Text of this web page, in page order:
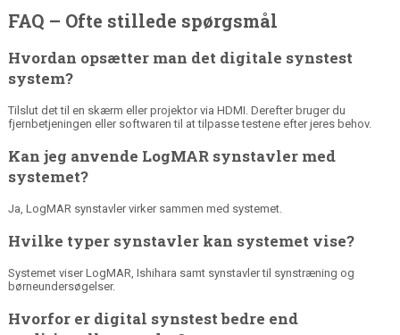
FAQ – Ofte stillede spørgsmål
Hvordan opsætter man det digitale synstest
system?
Tilslut det til en skærm eller projektor via HDMI. Derefter bruger du
fjernbetjeningen eller softwaren til at tilpasse testene efter jeres behov.
Kan jeg anvende LogMAR synstavler med
systemet?
Ja, LogMAR synstavler virker sammen med systemet.
Hvilke typer synstavler kan systemet vise?
Systemet viser LogMAR, Ishihara samt synstavler til synstræning og
børneundersøgelser.
Hvorfor er digital synstest bedre end